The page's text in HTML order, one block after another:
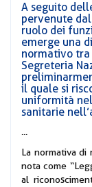
A seguito
pervenute
ruolo dei
emerge una
normativo tra
Segreteria
il quale si
uniformità
sanitarie
...
La normativa
nota come
al